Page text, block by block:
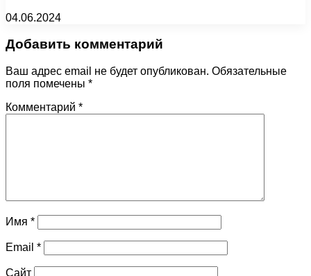
04.06.2024
Добавить комментарий
Ваш адрес email не будет опубликован. Обязательные
поля помечены *
Комментарий *
Имя *
Email *
Сайт